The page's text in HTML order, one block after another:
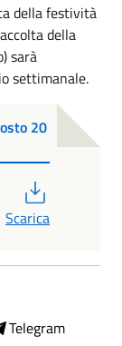
della festività
della
sarà
settimanale.
20
Scarica
Telegram